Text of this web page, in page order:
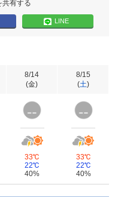
共有する
LINE
8/14
(金)
33℃
22℃
40%
8/15
(土)
33℃
22℃
40%